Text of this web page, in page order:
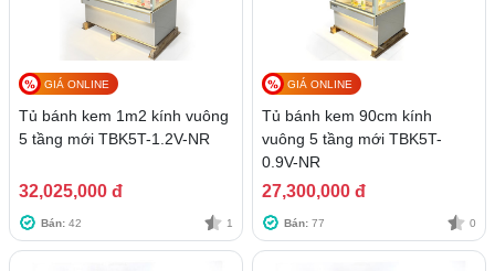
GIÁ ONLINE
Tủ bánh kem 1m2 kính vuông
5 tầng mới TBK5T-1.2V-NR
32,025,000 đ
Bán: 42 1
GIÁ ONLINE
Tủ bánh kem 90cm kính
vuông 5 tầng mới TBK5T-
0.9V-NR
27,300,000 đ
Bán: 77 0